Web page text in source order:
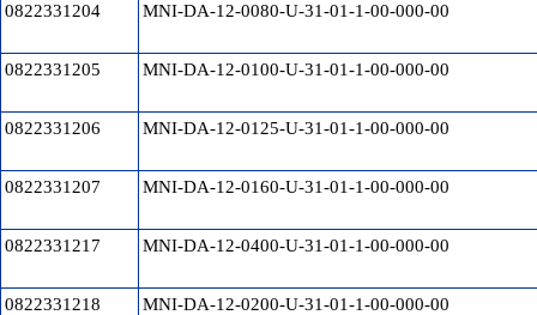
0822331204 MNI-DA-12-0080-U-31-01-1-00-000-00
0822331205 MNI-DA-12-0100-U-31-01-1-00-000-00
0822331206 MNI-DA-12-0125-U-31-01-1-00-000-00
0822331207 MNI-DA-12-0160-U-31-01-1-00-000-00
0822331217 MNI-DA-12-0400-U-31-01-1-00-000-00
0822331218 MNI-DA-12-0200-U-31-01-1-00-000-00